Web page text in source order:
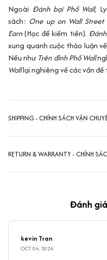
Ngoài Đánh bại Phố Wall,
sách: One up on Wall Street
Earn(Học để kiếm tiền).
xung quanh cuộc thảo luận
Nếu như Trên đỉnh Phố Wall
Walllại nghiêng về các vấn
SHIPPING - CHÍNH SÁCH VẬN
RETURN & WARRANTY - CHÍNH
Đánh
kevin Tran
OCT 04, 2024